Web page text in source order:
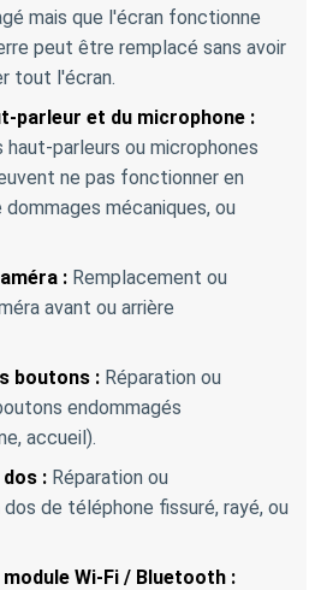
mais que l'écran fonctionne
peut être remplacé sans avoir
tout l'écran.
parleur et du microphone :
parleurs ou microphones
ne pas fonctionner en
mécaniques, ou
: Remplacement ou
avant ou arrière
boutons : Réparation ou
endommagés
accueil).
: Réparation ou
de téléphone fissuré, rayé, ou
Wi-Fi / Bluetooth :